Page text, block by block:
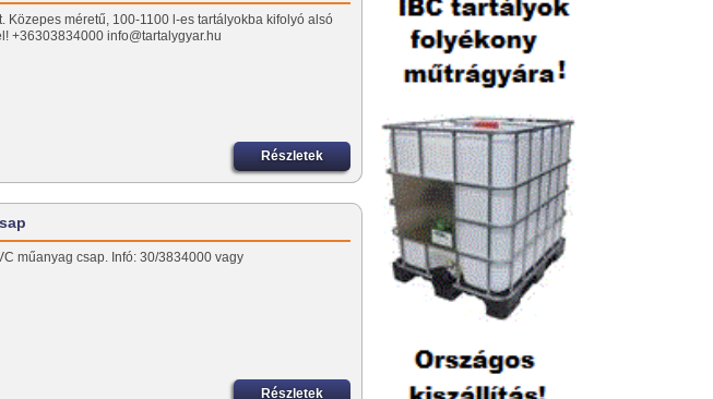
Közepes méretű, 100-1100 l-es tartályokba kifolyó alsó
+36303834000 info@tartalygyar.hu
Részletek
műanyag csap. Infó: 30/3834000 vagy
Részletek